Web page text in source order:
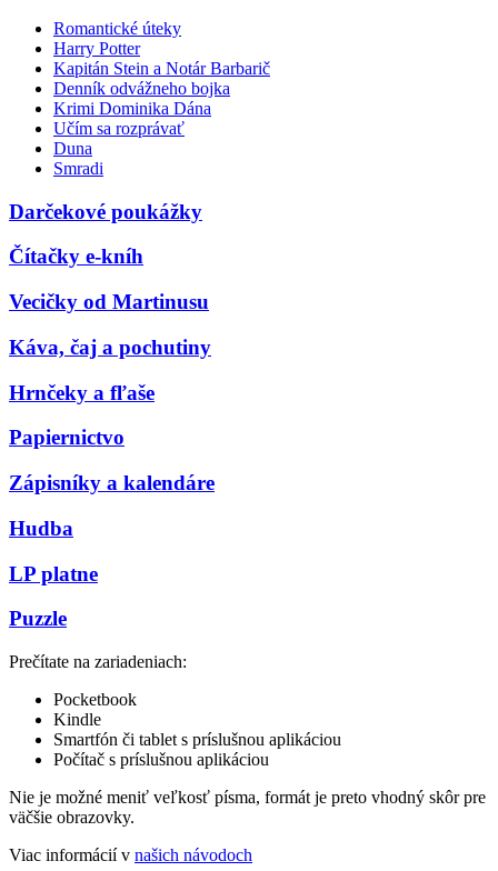
Romantické úteky
Harry Potter
Kapitán Stein a Notár Barbarič
Denník odvážneho bojka
Krimi Dominika Dána
Učím sa rozprávať
Duna
Smradi
Darčekové poukážky
Čítačky e-kníh
Vecičky od Martinusu
Káva, čaj a pochutiny
Hrnčeky a fľaše
Papiernictvo
Zápisníky a kalendáre
Hudba
LP platne
Puzzle
Prečítate na zariadeniach:
Pocketbook
Kindle
Smartfón či tablet s príslušnou aplikáciou
Počítač s príslušnou aplikáciou
Nie je možné meniť veľkosť písma, formát je preto vhodný skôr pre
väčšie obrazovky.
Viac informácií v našich návodoch